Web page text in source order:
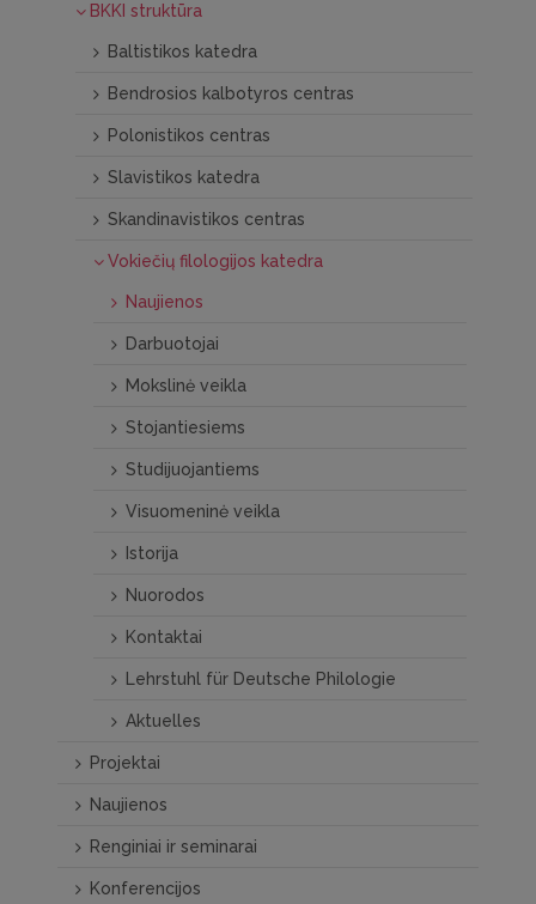
BKKI struktūra
Baltistikos katedra
Bendrosios kalbotyros centras
Polonistikos centras
Slavistikos katedra
Skandinavistikos centras
Vokiečių filologijos katedra
Naujienos
Darbuotojai
Mokslinė veikla
Stojantiesiems
Studijuojantiems
Visuomeninė veikla
Istorija
Nuorodos
Kontaktai
Lehrstuhl für Deutsche Philologie
Aktuelles
Projektai
Naujienos
Renginiai ir seminarai
Konferencijos